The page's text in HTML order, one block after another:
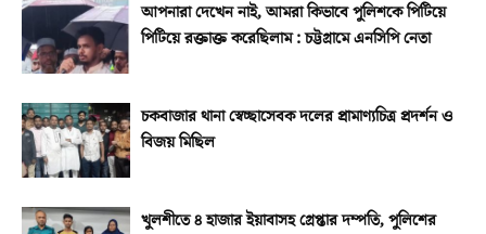
আপনারা দেখেন নাই, আমরা কিভাবে পুলিশকে পিটিয়ে
পিটিয়ে রক্তাক্ত করেছিলাম : চট্টগ্রামে এনসিপি নেতা
চকবাজার থানা স্বেচ্ছাসেবক দলের প্রামাণ্যচিত্র প্রদর্শন ও
বিজয় মিছিল
খুলশীতে ৪ হাজার ইয়াবাসহ গ্রেপ্তার দম্পতি, পুলিশের